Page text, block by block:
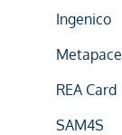
Ingenico
Metapace
REA Card
SAM4S